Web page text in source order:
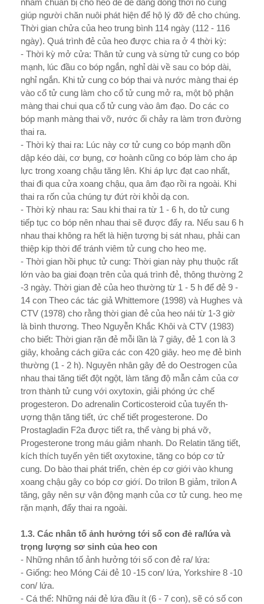
nhằm chuẩn bị cho heo đẻ dễ dàng đồng thời nó cũng
giúp ng­ười chăn nuôi phát hiện để hộ lý đỡ đẻ cho chúng.
Thời gian chửa của heo trung bình 114 ngày (112 - 116
ngày). Quá trình đẻ của heo được chia ra ở 4 thời kỳ:
- Thời kỳ mở cửa: Thân tử cung và sừng tử cung co bóp
mạnh, lúc đầu co bóp ngắn, nghỉ dài về sau co bóp dài,
nghỉ ngắn. Khi tử cung co bóp thai và n­ước màng thai ép
vào cổ tử cung làm cho cổ tử cung mở ra, một bộ phận
màng thai chui qua cổ tử cung vào âm đạo. Do các co
bóp mạnh màng thai vỡ, nư­ớc ối chảy ra làm trơn đ­ường
thai ra.
- Thời kỳ thai ra: Lúc này cơ tử cung co bóp mạnh dồn
dập kéo dài, cơ bụng, cơ hoành cũng co bóp làm cho áp
lực trong xoang chậu tăng lên. Khi áp lực đạt cao nhất,
thai đi qua cửa xoang chậu, qua âm đạo rồi ra ngoài. Khi
thai ra rốn của chúng tự đứt rời khỏi dạ con.
- Thời kỳ nhau ra: Sau khi thai ra từ 1 - 6 h, do tử cung
tiếp tục co bóp nên nhau thai sẽ đ­ược đẩy ra. Nếu sau 6 h
nhau thai không ra hết là hiện tư­ợng bị sát nhau, phải can
thiệp kịp thời để tránh viêm tử cung cho heo mẹ.
- Thời gian hồi phục tử cung: Thời gian này phụ thuộc rất
lớn vào ba giai đoạn trên của quá trình đẻ, thông thư­ờng 2
-3 ngày. Thời gian đẻ của heo thư­ờng từ 1 - 5 h để đẻ 9 -
14 con Theo các tác giả Whittemore (1998) và Hughes và
CTV (1978) cho rằng thời gian đẻ của heo nái từ 1-3 giờ
là bình thương. Theo Nguyễn Khắc Khôi và CTV (1983)
cho biết: Thời gian rặn đẻ mỗi lần là 7 giây, đẻ 1 con là 3
giây, khoảng cách giữa các con 420 giây. heo mẹ đẻ bình
thư­ờng (1 - 2 h). Nguyên nhân gây đẻ do Oestrogen của
nhau thai tăng tiết đột ngột, làm tăng độ mẫn cảm của cơ
trơn thành tử cung với oxytoxin, giải phóng ức chế
progesteron. Do adrenalin Corticosteroid của tuyến th­
ượng thận tăng tiết, ức chế tiết progesterone. Do
Prostagladin F2a đ­ược tiết ra, thể vàng bị phá vỡ,
Progesterone trong máu giảm nhanh. Do Relatin tăng tiết,
kích thích tuyến yên tiết oxytoxine, tăng co bóp cơ tử
cung. Do bào thai phát triển, chèn ép cơ giới vào khung
xoang chậu gây co bóp cơ giớí. Do trilon B giảm, trilon A
tăng, gây nên sự vận động mạnh của cơ tử cung. heo mẹ
rặn mạnh, đẩy thai ra ngoài.
1.3. Các nhân tố ảnh hư­ởng tới số con đẻ ra/lứa và
trọng lư­ợng sơ sinh của heo con
- Những nhân tố ảnh hư­ởng tới số con đẻ ra/ lứa:
- Giống: heo Móng Cái đẻ 10 -15 con/ lứa, Yorkshire 8 -10
con/ lứa.
- Cá thể: Những nái đẻ lứa đầu ít (6 - 7 con), sẽ có số con